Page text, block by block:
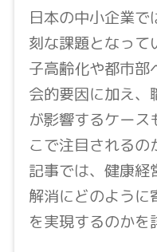
日本の中小企業
刻な課題となって
子高齢化や都市部
会的要因に加え、
が影響するケース
こで注目される
記事では、健康経
解消にどのように
を実現するのかを